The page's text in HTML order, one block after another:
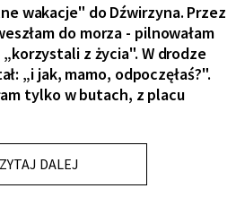
wakacje" do Dźwirzyna. Przez
do morza - pilnowałam
z życia". W drodze
„i jak, mamo, odpoczęłaś?".
tylko w butach, z placu
DALEJ